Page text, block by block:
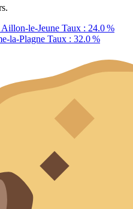
Aillon-le-Jeune Taux : 24.0 %
la-Plagne Taux : 32.0 %